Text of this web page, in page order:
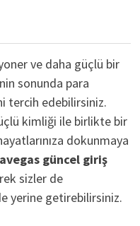
ve daha güçlü bir
sonunda para
tercih edebilirsiniz.
kimliği ile birlikte bir
dokunmaya
avegas güncel giriş
sizler de
yerine getirebilirsiniz.